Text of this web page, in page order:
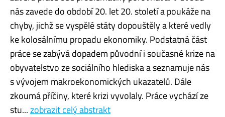
nás zavede do období 20. let 20. století a poukáže na
chyby, jichž se vyspělé státy dopouštěly a které vedly
ke kolosálnímu propadu ekonomiky. Podstatná část
práce se zabývá dopadem původní i současné krize na
obyvatelstvo ze sociálního hlediska a seznamuje nás
s vývojem makroekonomických ukazatelů. Dále
zkoumá příčiny, které krizi vyvolaly. Práce vychází ze
stu...zobrazit celý abstrakt